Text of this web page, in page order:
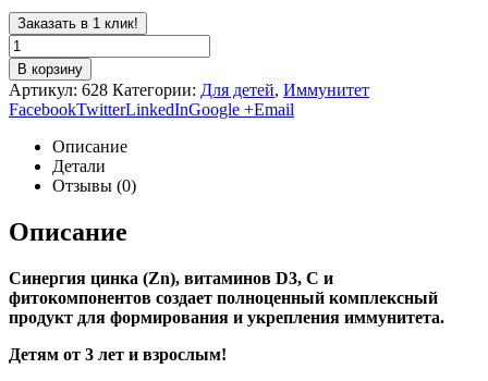
Заказать в 1 клик!
В корзину
Артикул: 628 Категории: Для детей, Иммунитет
FacebookTwitterLinkedInGoogle +Email
Описание
Детали
Отзывы (0)
Описание
Синергия цинка (Zn), витаминов D3, С и
фитокомпонентов создает полноценный комплексный
продукт для формирования и укрепления иммунитета.
Детям от 3 лет и взрослым!